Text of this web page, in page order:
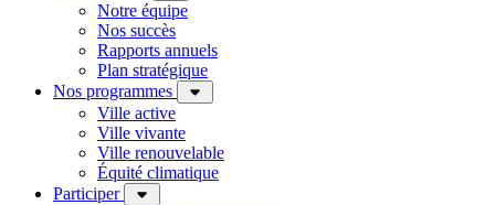
Notre équipe
Nos succès
Rapports annuels
Plan stratégique
Nos programmes
Ville active
Ville vivante
Ville renouvelable
Équité climatique
Participer